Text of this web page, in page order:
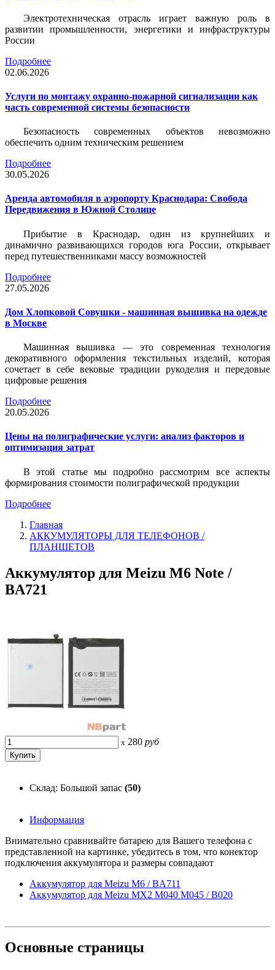
Электротехническая отрасль играет важную роль в
развитии промышленности, энергетики и инфраструктуры
России
Подробнее
02.06.2026
Услуги по монтажу охранно-пожарной сигнализации как
часть современной системы безопасности
Безопасность современных объектов невозможно
обеспечить одним техническим решением
Подробнее
30.05.2026
Аренда автомобиля в аэропорту Краснодара: Свобода
Передвижения в Южной Столице
Прибытие в Краснодар, один из крупнейших и
динамично развивающихся городов юга России, открывает
перед путешественниками массу возможностей
Подробнее
27.05.2026
Дом Хлопковой Совушки - машинная вышивка на одежде
в Москве
Машинная вышивка — это современная технология
декоративного оформления текстильных изделий, которая
сочетает в себе вековые традиции рукоделия и передовые
цифровые решения
Подробнее
20.05.2026
Цены на полиграфические услуги: анализ факторов и
оптимизация затрат
В этой статье мы подробно рассмотрим все аспекты
формирования стоимости полиграфической продукции
Подробнее
Главная
АККУМУЛЯТОРЫ ДЛЯ ТЕЛЕФОНОВ /
ПЛАНШЕТОВ
Аккумулятор для Meizu M6 Note /
BA721
x 280 руб
Склад: Большой запас (50)
Информация
Внимательно сравнивайте батарею для Вашего телефона с
представленной на картинке, убедитесь в том, что конектор
подключения аккумулятора и размеры совпадают
Аккумулятор для Meizu M6 / BA711
Аккумулятор для Meizu MX2 M040 M045 / B020
Основные страницы